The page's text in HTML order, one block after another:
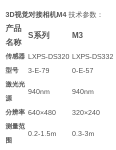
3D视觉对接相机M4 技术参数：
产品
名称
S系列 M3
传感器
型号
LXPS-DS320
3-E-79
LXPS-DS332
0-E-57
激光光
源
940nm 940nm
分辨率 640×480 320×240
测量范
围
0.2-1.5m 0.3-3m